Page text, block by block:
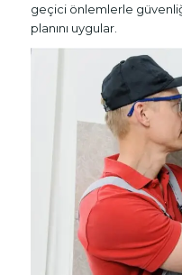
geçici önlemlerle
planını uygular.